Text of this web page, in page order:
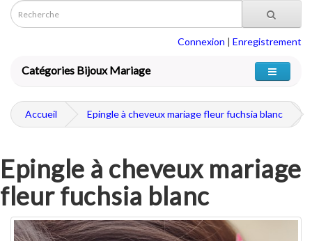
Connexion | Enregistrement
Catégories Bijoux Mariage
Accueil Epingle à cheveux mariage fleur fuchsia blanc
Epingle à cheveux mariage
fleur fuchsia blanc